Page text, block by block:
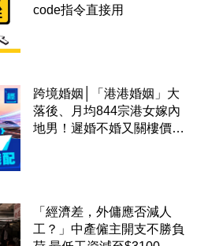
code指令直接用
跨境婚姻│「港港婚姻」大
落後、月均844宗港女嫁內
地男！遲婚不婚又關樓價
「經濟差，外傭應否減人
工？」中產僱主開支不勝負